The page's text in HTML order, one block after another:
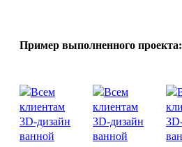
Пример выполненного проекта: